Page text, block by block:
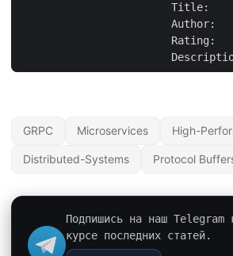
Title:
Author:
Rating :
GRPC Microservices High-
Distributed-Systems Protocol
Подпишись на наш Telegram
курсе последних статей.